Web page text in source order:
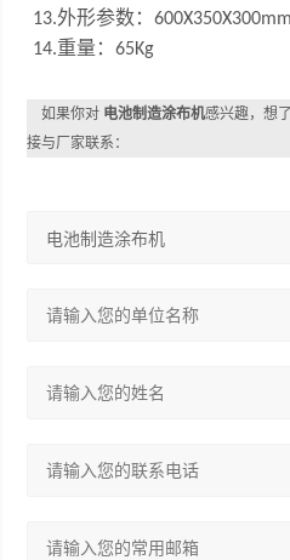
13.外形参数：600X350X300mm
14.重量：65Kg
如果你对 电池制造涂布机感兴趣，想
接与厂家联系：